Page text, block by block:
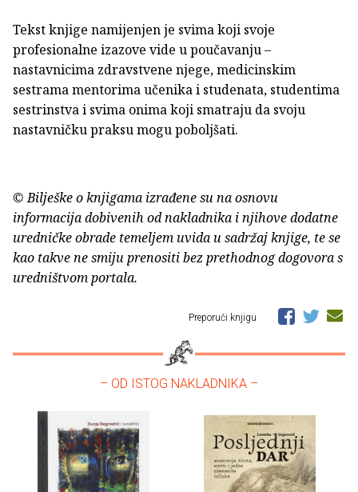
Tekst knjige namijenjen je svima koji svoje
profesionalne izazove vide u poučavanju –
nastavnicima zdravstvene njege, medicinskim
sestrama mentorima učenika i studenata, studentima
sestrinstva i svima onima koji smatraju da svoju
nastavničku praksu mogu poboljšati.
© Bilješke o knjigama izrađene su na osnovu
informacija dobivenih od nakladnika i njihove dodatne
uredničke obrade temeljem uvida u sadržaj knjige, te se
kao takve ne smiju prenositi bez prethodnog dogovora s
uredništvom portala.
Preporuči knjigu
– OD ISTOG NAKLADNIKA –